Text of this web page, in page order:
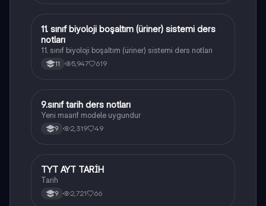
Biyoloji
11. sınıf biyoloji boşaltım (üriner) sistemi ders
notları
11. sınıf biyoloji boşaltım (üriner) sistemi ders notları
11 5,947 619
Tarih
9.sınıf tarih ders notları
Yeni maarif modele uygundur
9 2,319 49
Tarih
TYT AYT TARİH
Tarih
9 2,721 66